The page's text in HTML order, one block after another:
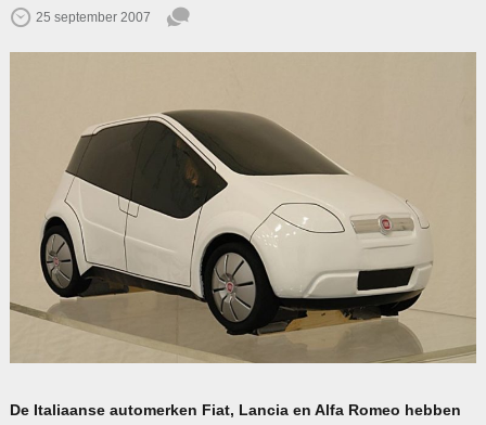
25 september 2007
De Italiaanse automerken Fiat, Lancia en Alfa Romeo hebben